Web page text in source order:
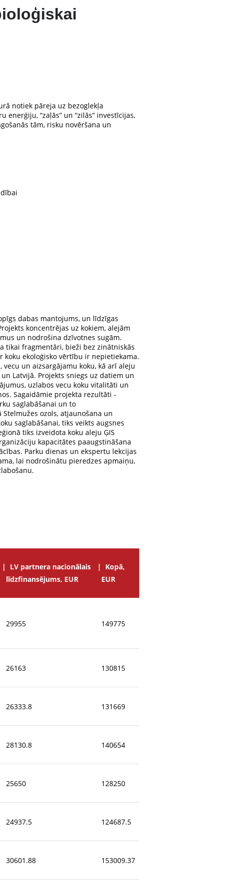
notiek pāreja uz bezoglekļa
“zaļās” un “zilās” investīcijas,
tām, risku novēršana un
dabas mantojums, un līdzīgas
koncentrējas uz kokiem, alejām
un nodrošina dzīvotnes sugām.
tikai fragmentāri, bieži bez zinātniskās
ekoloģisko vērtību ir nepietiekama.
un aizsargājamu koku, kā arī aleju
Latvijā. Projekts sniegs uz datiem un
uzlabos vecu koku vitalitāti un
Sagaidāmie projekta rezultāti -
saglabāšanai un to
ozols, atjaunošana un
saglabāšanai, tiks veikts augsnes
tiks izveidota koku aleju ĢIS
kapacitātes paaugstināšana
Parku dienas un ekspertu lekcijas
lai nodrošinātu pieredzes apmaiņu,
LV partnera nacionālais
līdzfinansējums, EUR
Kopā,
EUR
29955 149775
26163 130815
26333.8 131669
28130.8 140654
25650 128250
24937.5 124687.5
30601.88 153009.37